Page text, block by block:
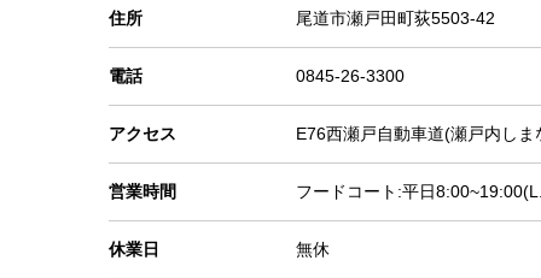
住所 尾道市瀬戸田町荻5503-42
電話 0845-26-3300
アクセス E76西瀬戸自動車道(瀬戸内し
営業時間 フードコート:平日
休業日 無休